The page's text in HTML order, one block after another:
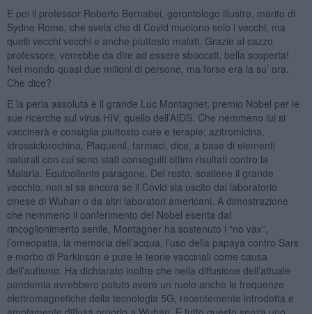
E poi il professor Roberto Bernabei, gerontologo illustre, marito di
Sydne Rome, che svela che di Covid muoiono solo i vecchi, ma
quelli vecchi vecchi e anche piuttosto malati. Grazie al cazzo
professore, verrebbe da dire ad essere sboccati, bella scoperta!
Nel mondo quasi due milioni di persone, ma forse era la su’ ora.
Che dice?
E la perla assoluta è il grande Luc Montagner, premio Nobel per le
sue ricerche sul virus HIV, quello dell’AIDS. Che nemmeno lui si
vaccinerà e consiglia piuttosto cure e terapie: azitromicina,
idrossiclorochina, Plaquenil, farmaci, dice, a base di elementi
naturali con cui sono stati conseguiti ottimi risultati contro la
Malaria. Equipollente paragone. Del resto, sostiene il grande
vecchio, non si sa ancora se il Covid sia uscito dal laboratorio
cinese di Wuhan o da altri laboratori americani. A dimostrazione
che nemmeno il conferimento del Nobel esenta dal
rincoglionimento senile, Montagner ha sostenuto i “no vax”,
l’omeopatia, la memoria dell’acqua, l’uso della papaya contro Sars
e morbo di Parkinson e pure le teorie vaccinali come causa
dell’autismo. Ha dichiarato inoltre che nella diffusione dell’attuale
pandemia avrebbero potuto avere un ruolo anche le frequenze
elettromagnetiche della tecnologia 5G, recentemente introdotta e